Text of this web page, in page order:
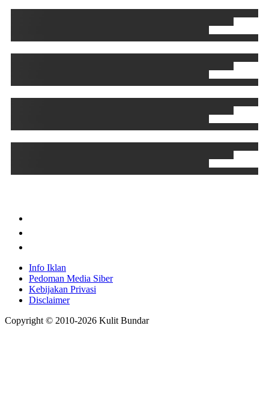
Info Iklan
Pedoman Media Siber
Kebijakan Privasi
Disclaimer
Copyright © 2010-2026 Kulit Bundar